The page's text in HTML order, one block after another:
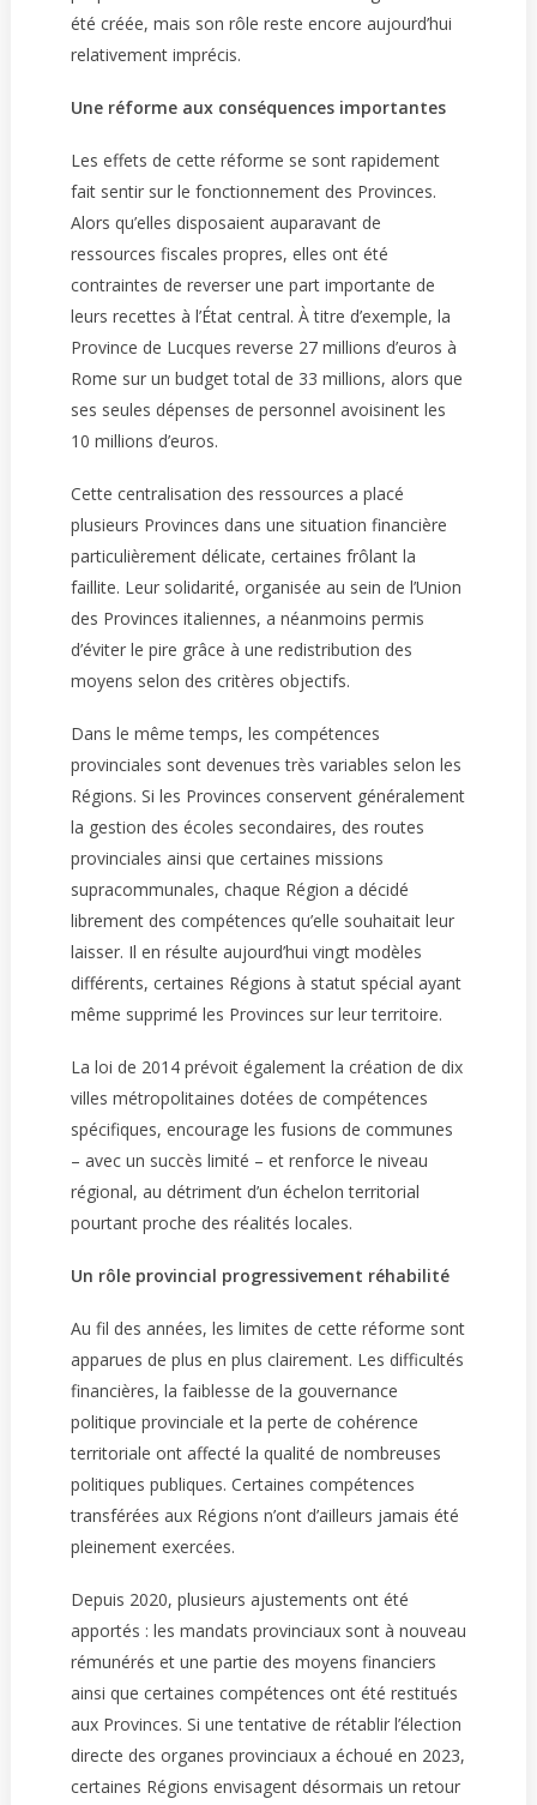
été créée, mais son rôle reste encore aujourd’hui
relativement imprécis.
Une réforme aux conséquences importantes
Les effets de cette réforme se sont rapidement
fait sentir sur le fonctionnement des Provinces.
Alors qu’elles disposaient auparavant de
ressources fiscales propres, elles ont été
contraintes de reverser une part importante de
leurs recettes à l’État central. À titre d’exemple, la
Province de Lucques reverse 27 millions d’euros à
Rome sur un budget total de 33 millions, alors que
ses seules dépenses de personnel avoisinent les
10 millions d’euros.
Cette centralisation des ressources a placé
plusieurs Provinces dans une situation financière
particulièrement délicate, certaines frôlant la
faillite. Leur solidarité, organisée au sein de l’Union
des Provinces italiennes, a néanmoins permis
d’éviter le pire grâce à une redistribution des
moyens selon des critères objectifs.
Dans le même temps, les compétences
provinciales sont devenues très variables selon les
Régions. Si les Provinces conservent généralement
la gestion des écoles secondaires, des routes
provinciales ainsi que certaines missions
supracommunales, chaque Région a décidé
librement des compétences qu’elle souhaitait leur
laisser. Il en résulte aujourd’hui vingt modèles
différents, certaines Régions à statut spécial ayant
même supprimé les Provinces sur leur territoire.
La loi de 2014 prévoit également la création de dix
villes métropolitaines dotées de compétences
spécifiques, encourage les fusions de communes
– avec un succès limité – et renforce le niveau
régional, au détriment d’un échelon territorial
pourtant proche des réalités locales.
Un rôle provincial progressivement réhabilité
Au fil des années, les limites de cette réforme sont
apparues de plus en plus clairement. Les difficultés
financières, la faiblesse de la gouvernance
politique provinciale et la perte de cohérence
territoriale ont affecté la qualité de nombreuses
politiques publiques. Certaines compétences
transférées aux Régions n’ont d’ailleurs jamais été
pleinement exercées.
Depuis 2020, plusieurs ajustements ont été
apportés : les mandats provinciaux sont à nouveau
rémunérés et une partie des moyens financiers
ainsi que certaines compétences ont été restitués
aux Provinces. Si une tentative de rétablir l’élection
directe des organes provinciaux a échoué en 2023,
certaines Régions envisagent désormais un retour